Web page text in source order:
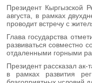
Президент Кыргызской
августа, в рамках
проводит встречу с
Глава государства
развиваться совместно
отдаленными горными
Президент рассказал
в рамках развития